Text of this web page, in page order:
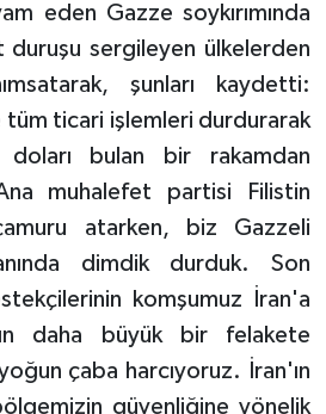
eden Gazze soykırımında
duruşu sergileyen ülkelerden
şunları kaydetti:
tüm ticari işlemleri durdurarak
bulan bir rakamdan
muhalefet partisi Filistin
atarken, biz Gazzeli
dimdik durduk. Son
komşumuz İran'a
daha büyük bir felakete
çaba harcıyoruz. İran'ın
güvenliğine yönelik